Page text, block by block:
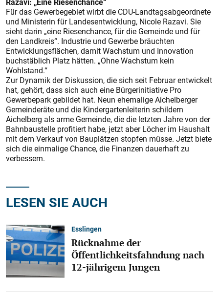
Für das Gewerbegebiet wirbt die CDU-Landtagsabgeordnete
und Ministerin für Landesentwicklung, Nicole Razavi. Sie
sieht darin „eine Riesenchance, für die Gemeinde und für
den Landkreis“. Industrie und Gewerbe bräuchten
Entwicklungsflächen, damit Wachstum und Innovation
buchstäblich Platz hätten. „Ohne Wachstum kein
Wohlstand.“
Zur Dynamik der Diskussion, die sich seit Februar entwickelt
hat, gehört, dass sich auch eine Bürgerinitiative Pro
Gewerbepark gebildet hat. Neun ehemalige Aichelberger
Gemeinderäte und die Kindergartenleiterin schildern
Aichelberg als arme Gemeinde, die die letzten Jahre von der
Bahnbaustelle profitiert habe, jetzt aber Löcher im Haushalt
mit dem Verkauf von Bauplätzen stopfen müsse. Jetzt biete
sich die einmalige Chance, die Finanzen dauerhaft zu
verbessern.
LESEN SIE AUCH
Esslingen
Rücknahme der
Öffentlichkeitsfahndung nach
12-jährigem Jungen